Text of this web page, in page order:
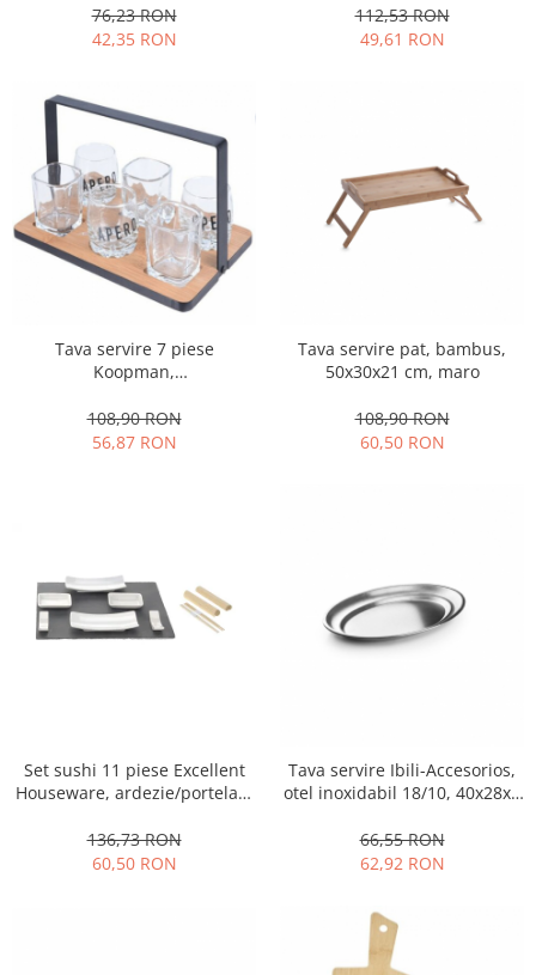
Ustensile cofetarie si patiserie
Tavi si forme prajituri
Aparate prajituri
Facalete
Forme briose
Lumanari tort
Ornare, insiropare si decorare
prajituri
Portionatoare si feliatoare
Posuri si duiuri
Raclete patiserie
Tavi detasabile
76,23 RON
42,35 RON
112,53 RON
49,61 RON
Tava servire 7 piese
Koopman,
22,5x15,2x14,5 cm,
negru/maro/transparent
108,90 RON
56,87 RON
Tava servire pat, bambus,
50x30x21 cm, maro
108,90 RON
60,50 RON
Set sushi 11 piese Excellent
Houseware, ardezie/portelan,
136,73 RON
60,50 RON
Tava servire Ibili-Accesorios,
otel inoxidabil 18/10, 40x28x3
66,55 RON
62,92 RON